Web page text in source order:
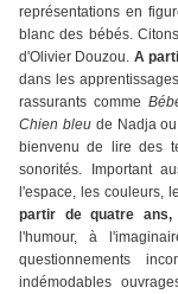
représentations en
blanc des bébés.
d'Olivier Douzou. A
dans les
rassurants comme
Chien bleude Nadja
bienvenu de lire des
sonorités. Important
l'espace, les couleurs,
partir de quatre ans,
l'humour, à
questionnements
indémodables